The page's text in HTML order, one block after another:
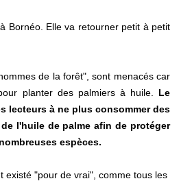
Bornéo. Elle va retourner petit à petit
de la forêt", sont menacés car
planter des palmiers à huile. Le
lecteurs à ne plus consommer des
l'huile de palme afin de protéger
espèces.
existé "pour de vrai", comme tous les